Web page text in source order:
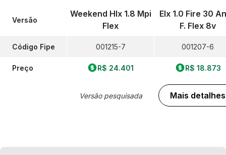
Versão
Código Fipe
Preço
Weekend Hlx 1.8 Mpi
Flex
001215-7
R$ 24.401
Versão pesquisada
Elx 1.0 Fire 30
F. Flex 8v
001207-6
R$ 18.873
Mais detalhes